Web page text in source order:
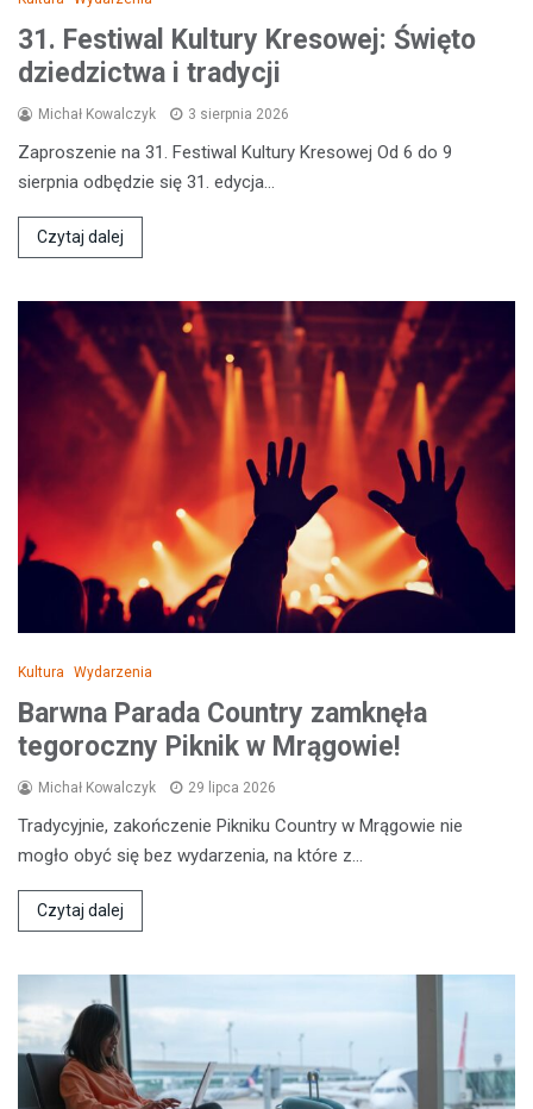
31. Festiwal Kultury Kresowej: Święto
dziedzictwa i tradycji
Michał Kowalczyk 3 sierpnia 2026
Zaproszenie na 31. Festiwal Kultury Kresowej Od 6 do 9
sierpnia odbędzie się 31. edycja…
Czytaj dalej
Kultura Wydarzenia
Barwna Parada Country zamknęła
tegoroczny Piknik w Mrągowie!
Michał Kowalczyk 29 lipca 2026
Tradycyjnie, zakończenie Pikniku Country w Mrągowie nie
mogło obyć się bez wydarzenia, na które z…
Czytaj dalej